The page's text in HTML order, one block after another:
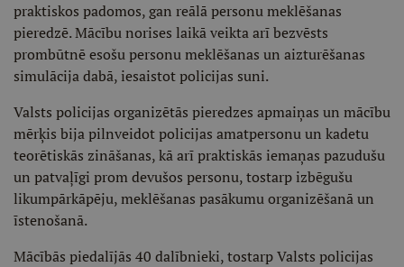
praktiskos padomos, gan reālā personu meklēšanas
pieredzē. Mācību norises laikā veikta arī bezvēsts
prombūtnē esošu personu meklēšanas un aizturēšanas
simulācija dabā, iesaistot policijas suni.
Valsts policijas organizētās pieredzes apmaiņas un mācību
mērķis bija pilnveidot policijas amatpersonu un kadetu
teorētiskās zināšanas, kā arī praktiskās iemaņas pazudušu
un patvaļīgi prom devušos personu, tostarp izbēgušu
likumpārkāpēju, meklēšanas pasākumu organizēšanā un
īstenošanā.
Mācībās piedalījās 40 dalībnieki, tostarp Valsts policijas